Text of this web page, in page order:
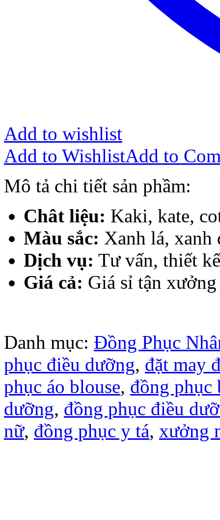
Add to wishlist
Add to WishlistAdd to
Mô tả chi tiết sản phầm:
Chât liệu: Kaki, kate,
Màu sắc: Xanh lá, xanh
Dịch vụ: Tư vấn, thiết
Giá cả: Giá sỉ tận xưởng
Danh mục: Đồng Phục
phục điều dưỡng, đặt may
phục áo blouse, đồng phục
dưỡng, đồng phục điều
nữ, đồng phục y tá, xưởng